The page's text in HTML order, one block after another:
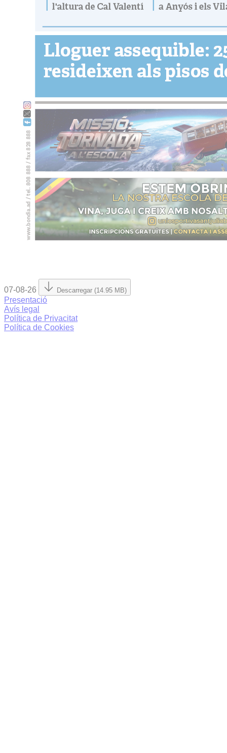
07-08-26 Descarregar (14.95 MB)
Presentació
Avís legal
Política de Privacitat
Política de Cookies